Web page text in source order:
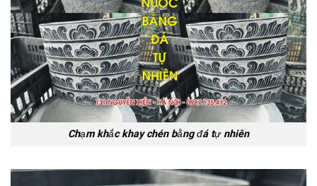
Chạm khắc khay chén bằng đá tự nhiên